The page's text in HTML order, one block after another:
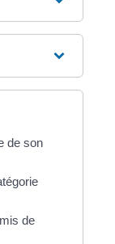
de son
de